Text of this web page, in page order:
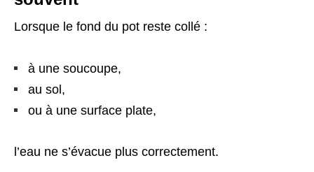
Lorsque le fond du pot reste collé :
à une soucoupe,
au sol,
ou à une surface plate,
l’eau ne s’évacue plus correctement.